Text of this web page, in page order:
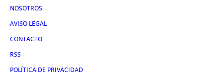
NOSOTROS
AVISO LEGAL
CONTACTO
RSS
POLÍTICA DE PRIVACIDAD